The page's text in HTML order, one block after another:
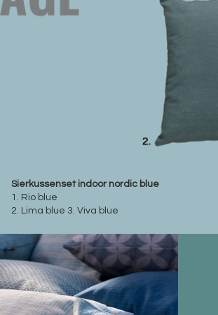
Sierkussenset indoor nordic blue
1. Rio blue
2. Lima blue 3. Viva blue